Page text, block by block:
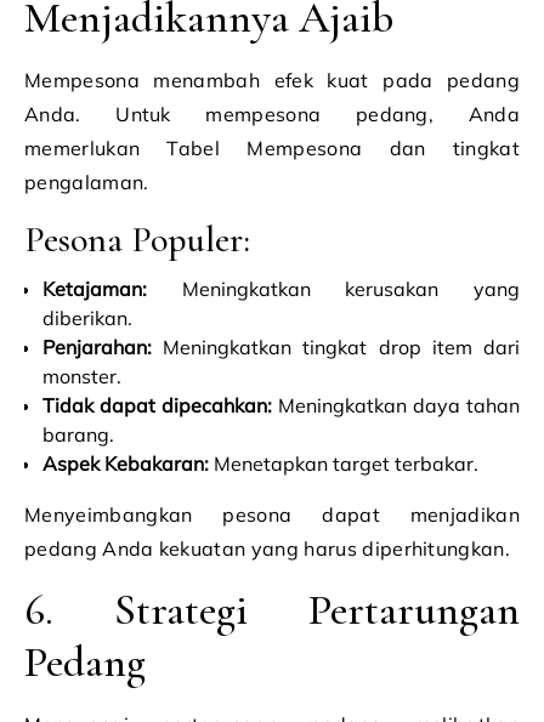
Menjadikannya Ajaib
Mempesona menambah efek kuat pada pedang
Anda. Untuk mempesona pedang, Anda
memerlukan Tabel Mempesona dan tingkat
pengalaman.
Pesona Populer:
Ketajaman: Meningkatkan kerusakan yang
diberikan.
Penjarahan: Meningkatkan tingkat drop item dari
monster.
Tidak dapat dipecahkan: Meningkatkan daya tahan
barang.
Aspek Kebakaran: Menetapkan target terbakar.
Menyeimbangkan pesona dapat menjadikan
pedang Anda kekuatan yang harus diperhitungkan.
6. Strategi Pertarungan
Pedang